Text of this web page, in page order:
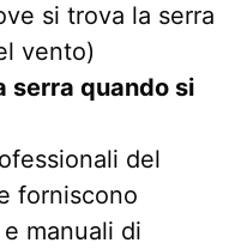
si trova la serra
vento)
serra quando si
del
forniscono
manuali di